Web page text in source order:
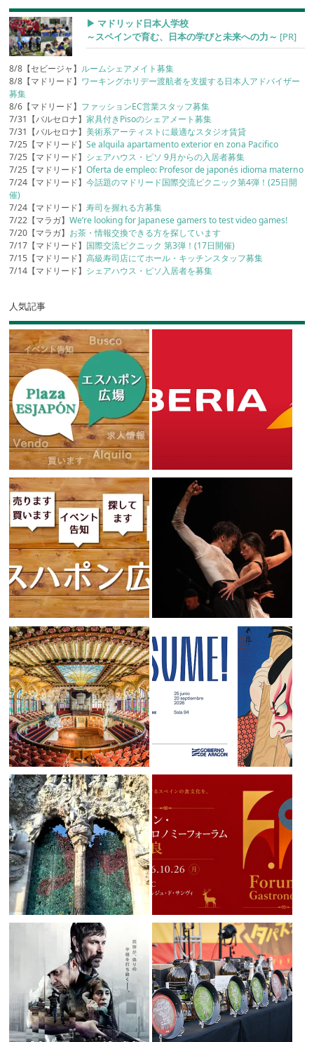
▶︎ マドリッド日本人学校
～スペインで育む、日本の学びと未来への力～ [PR]
8/8【セビージャ】 ルームシェアメイト募集
8/8【マドリード】 ワーキングホリデー渡航者を支援する日本人アドバイザー
募集
8/6【マドリード】 ファッションEC営業スタッフ募集
7/31【バルセロナ】家具付きPisoのシェアメート募集
7/31【バルセロナ】美術系アーティストに最適なスタジオ賃貸
7/25【マドリード】Se alquila apartamento exterior en zona Pacifico
7/25【マドリード】 シェアハウス・ピソ 9月からの入居者募集
7/25【マドリード】Oferta de empleo: Profesor de japonés idioma materno
7/24【マドリード】今話題のマドリード国際交流ピクニック第4弾！(25日開
催)
7/24【マドリード】寿司を握れる方募集
7/22【マラガ】We’re looking for Japanese gamers to test video games!
7/20【マラガ】 お茶・情報交換できる方を探しています
7/17【マドリード】 国際交流ピクニック 第3弾！(17日開催)
7/15【マドリード】高級寿司店にてホール・キッチンスタッフ募集
7/14【マドリード】 シェアハウス・ピソ入居者を募集
人気記事